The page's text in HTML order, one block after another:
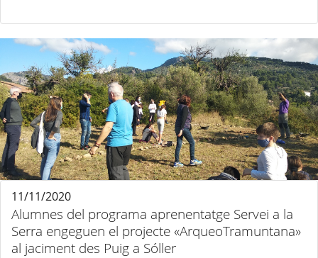
Alumnes del programa aprenentatge Servei a la
Serra engeguen el projecte «ArqueoTramuntana»
al jaciment des Puig a Sóller
11/11/2020